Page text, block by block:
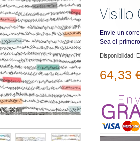
Envíe un
Sea el
Disponibilidad:
64,33